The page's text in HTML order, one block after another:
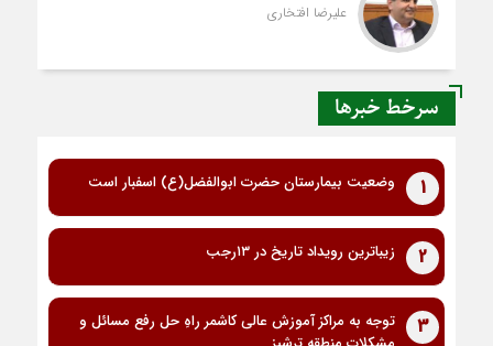
علیرضا افتخاری
سرخط خبرها
1 وضعیت بیمارستان حضرت ابوالفضل(ع) اسفبار است
2 زیباترین رویداد تاریخ در ۱۳رجب
3
توجه به مراکز آموزش عالی کاشمر راهِ حل رفع مسائل و